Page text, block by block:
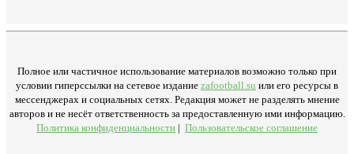
Полное или частичное использование материалов возможно только при
условии гиперссылки на сетевое издание zafootball.su или его ресурсы в
мессенджерах и социальных сетях. Редакция может не разделять мнение
авторов и не несёт ответственность за предоставленную ими информацию.
Политика конфиденциальности | Пользовательское соглашение